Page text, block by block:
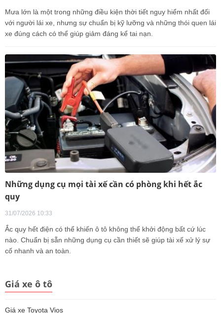
Mưa lớn là một trong những điều kiện thời tiết nguy hiểm nhất đối
với người lái xe, nhưng sự chuẩn bị kỹ lưỡng và những thói quen lái
xe đúng cách có thể giúp giảm đáng kể tai nạn.
Những dụng cụ mọi tài xế cần có phòng khi hết ắc
quy
31/07/2026 10:33
Ắc quy hết điện có thể khiến ô tô không thể khởi động bất cứ lúc
nào. Chuẩn bị sẵn những dụng cụ cần thiết sẽ giúp tài xế xử lý sự
cố nhanh và an toàn.
Giá xe ô tô
Giá xe Toyota Vios